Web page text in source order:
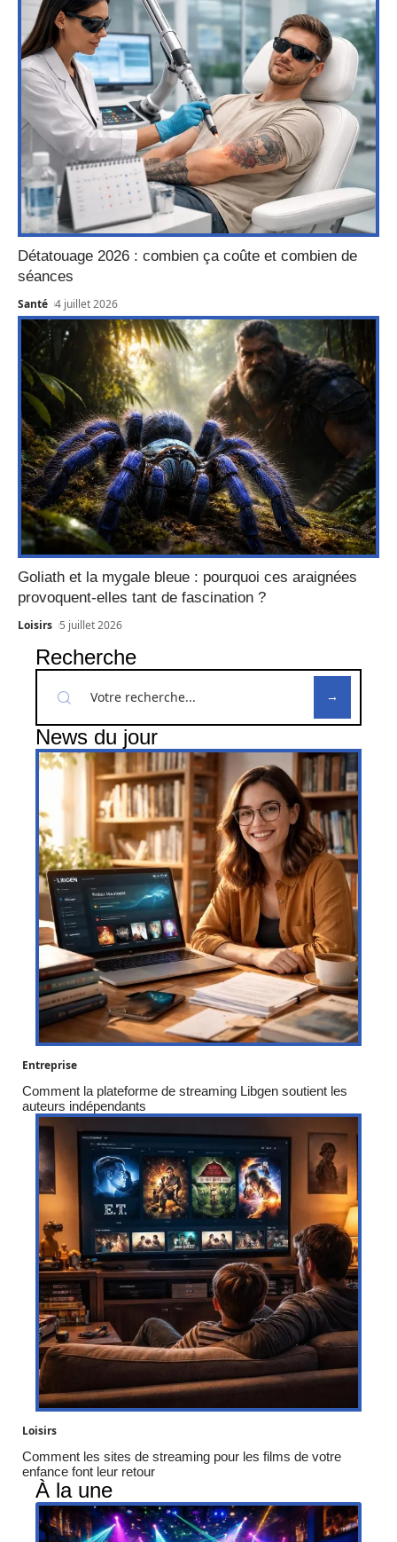
Détatouage 2026 : combien ça coûte et combien de
séances
Santé 4 juillet 2026
Goliath et la mygale bleue : pourquoi ces araignées
provoquent-elles tant de fascination ?
Loisirs 5 juillet 2026
Recherche
News du jour
Entreprise
Comment la plateforme de streaming Libgen soutient les
auteurs indépendants
Loisirs
Comment les sites de streaming pour les films de votre
enfance font leur retour
À la une